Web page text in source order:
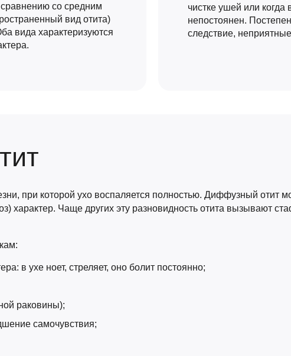
со средним
вид отита)
вида характеризуются
чистке ушей или когда
непостоянен.
следствие,
при которой ухо воспаляется полностью. Диффузный отит
характер. Чаще других эту разновидность отита вызывают
в ухе ноет, стреляет, оно болит постоянно;
раковины);
самочувствия;